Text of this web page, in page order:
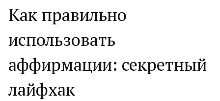
Как правильно
использовать
аффирмации: секретный
лайфхак